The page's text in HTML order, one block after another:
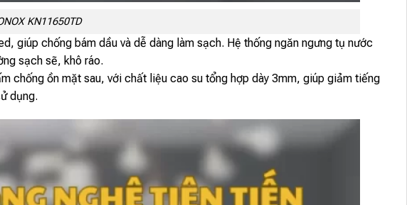
KN11650TD
giúp chống bám dầu và dễ dàng làm sạch. Hệ thống ngăn ngưng tụ nước
sạch sẽ, khô ráo.
chống ồn mặt sau, với chất liệu cao su tổng hợp dày 3mm, giúp giảm tiếng
dụng.